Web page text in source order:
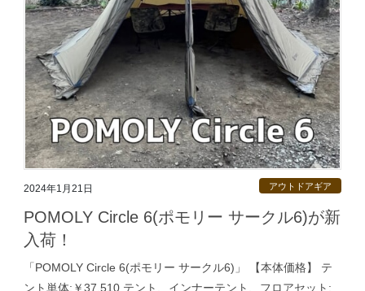
2024年1月21日 アウトドアギア
POMOLY Circle 6(ポモリー サークル6)が新
入荷！
「POMOLY Circle 6(ポモリー サークル6)」 【本体価格】 テ
ント単体:￥37,510 テント、インナーテント、フロアセット: